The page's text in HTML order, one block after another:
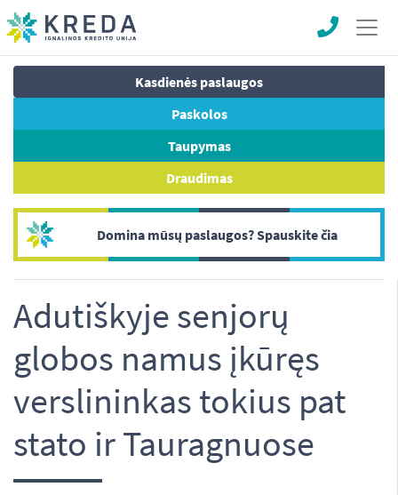
Kasdienės paslaugos
Paskolos
Taupymas
Draudimas
Domina mūsų paslaugos? Spauskite čia
Adutiškyje senjorų
globos namus įkūręs
verslininkas tokius pat
stato ir Tauragnuose